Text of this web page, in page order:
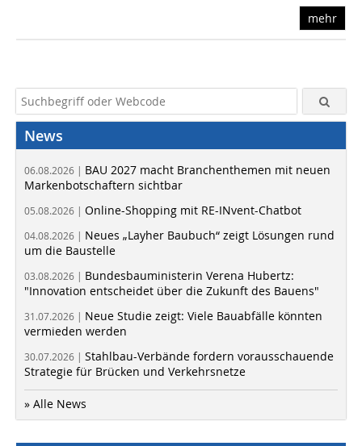
mehr
News
06.08.2026 | BAU 2027 macht Branchenthemen mit neuen
Markenbotschaftern sichtbar
05.08.2026 | Online-Shopping mit RE-INvent-Chatbot
04.08.2026 | Neues „Layher Baubuch“ zeigt Lösungen rund
um die Baustelle
03.08.2026 | Bundesbauministerin Verena Hubertz:
"Innovation entscheidet über die Zukunft des Bauens"
31.07.2026 | Neue Studie zeigt: Viele Bauabfälle könnten
vermieden werden
30.07.2026 | Stahlbau-Verbände fordern vorausschauende
Strategie für Brücken und Verkehrsnetze
» Alle News